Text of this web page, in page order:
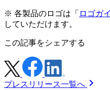
※ 各製品のロゴは「 ロゴガ
していただけます。
この記事をシェアする
プレスリリース一覧へ